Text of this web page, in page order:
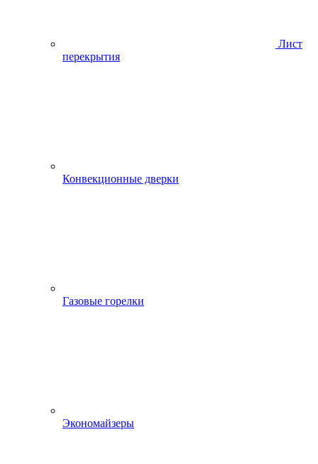
Лист
перекрытия
Конвекционные дверки
Газовые горелки
Экономайзеры